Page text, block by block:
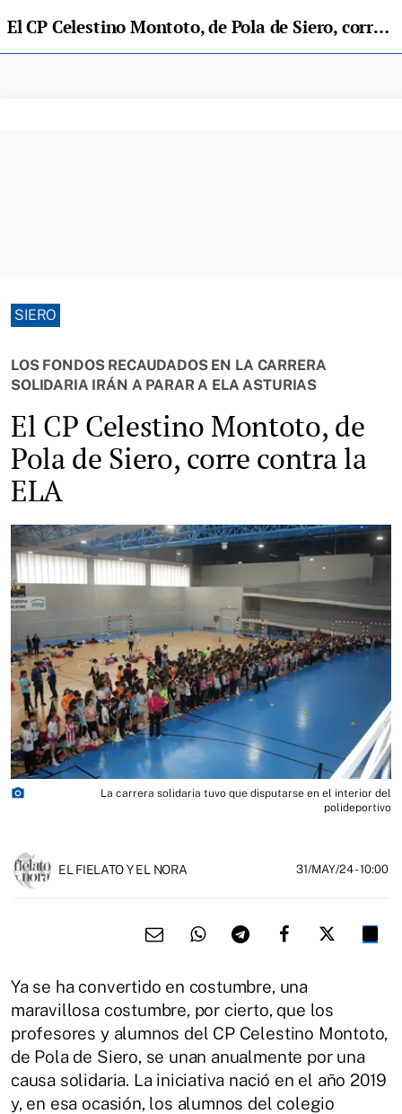
El CP Celestino Montoto, de Pola de Siero, corre contra la ELA
SIERO
LOS FONDOS RECAUDADOS EN LA CARRERA
SOLIDARIA IRÁN A PARAR A ELA ASTURIAS
El CP Celestino Montoto, de
Pola de Siero, corre contra la
ELA
photo_camera
La carrera solidaria tuvo que disputarse en el interior del
polideportivo
EL FIELATO Y EL NORA 31/MAY/24- 10:00
Ya se ha convertido en costumbre, una
maravillosa costumbre, por cierto, que los
profesores y alumnos del CP Celestino Montoto,
de Pola de Siero, se unan anualmente por una
causa solidaria. La iniciativa nació en el año 2019
y, en esa ocasión, los alumnos del colegio